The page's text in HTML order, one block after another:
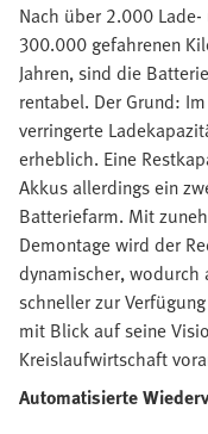
Nach über 2.000
300.000 gefahrenen
Jahren, sind die
rentabel. Der Grund:
verringerte
erheblich. Eine
Akkus allerdings ein
Batteriefarm. Mit
Demontage wird der
dynamischer, wodurch
schneller zur
mit Blick auf seine
Kreislaufwirtschaft
Automatisierte